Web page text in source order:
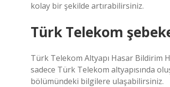
kolay bir şekilde artırabilirsiniz.
Türk Telekom
Türk Telekom Altyapı Hasar Bildirim
sadece Türk Telekom altyapısında
bölümündeki bilgilere ulaşabilirsiniz.